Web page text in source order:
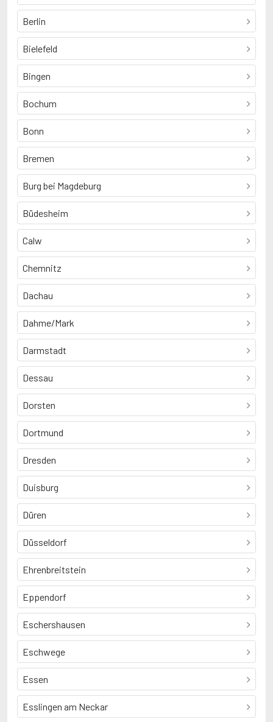
Berlin
Bielefeld
Bingen
Bochum
Bonn
Bremen
Burg bei Magdeburg
Büdesheim
Calw
Chemnitz
Dachau
Dahme/Mark
Darmstadt
Dessau
Dorsten
Dortmund
Dresden
Duisburg
Düren
Düsseldorf
Ehrenbreitstein
Eppendorf
Eschershausen
Eschwege
Essen
Esslingen am Neckar